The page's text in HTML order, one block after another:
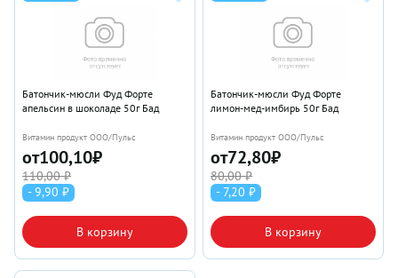
Батончик-мюсли Фуд Форте
апельсин в шоколаде 50г Бад
Витамин продукт ООО/Пульс
от100,10₽
110,00 ₽
- 9,90 ₽
В корзину
Батончик-мюсли Фуд Форте
лимон-мед-имбирь 50г Бад
Витамин продукт ООО/Пульс
от72,80₽
80,00 ₽
- 7,20 ₽
В корзину